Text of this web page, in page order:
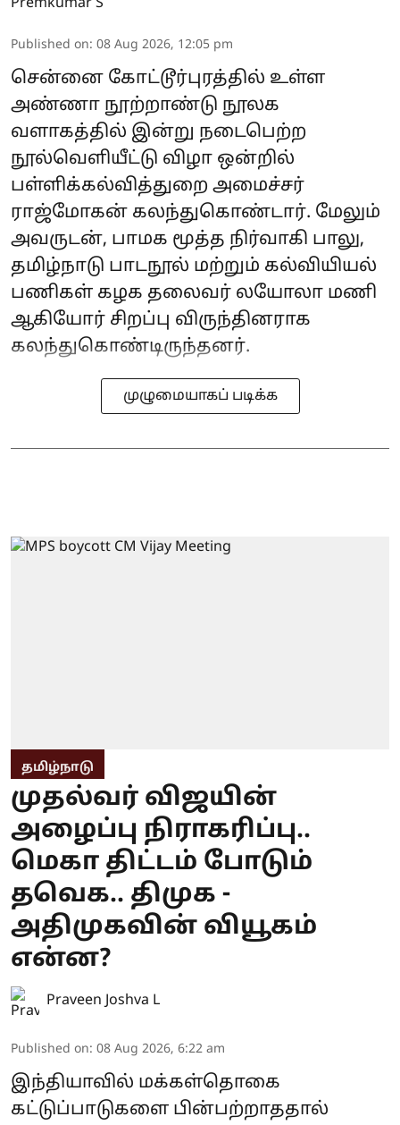
Published on: 08 Aug 2026, 12:05 pm
சென்னை கோட்டூர்புரத்தில் உள்ள
அண்ணா நூற்றாண்டு நூலக
வளாகத்தில் இன்று நடைபெற்ற
நூல்வெளியீட்டு விழா ஒன்றில்
பள்ளிக்கல்வித்துறை அமைச்சர்
ராஜ்மோகன் கலந்துகொண்டார். மேலும்
அவருடன், பாமக மூத்த நிர்வாகி பாலு,
தமிழ்நாடு பாடநூல் மற்றும் கல்வியியல்
பணிகள் கழக தலைவர் லயோலா மணி
ஆகியோர் சிறப்பு விருந்தினராக
கலந்துகொண்டிருந்தனர்.
முழுமையாகப் படிக்க
தமிழ்நாடு
முதல்வர் விஜயின்
அழைப்பு நிராகரிப்பு..
மெகா திட்டம் போடும்
தவெக.. திமுக -
அதிமுகவின் வியூகம்
என்ன?
Praveen Joshva L
Published on: 08 Aug 2026, 6:22 am
இந்தியாவில் மக்கள்தொகை
கட்டுப்பாடுகளை பின்பற்றாததால்